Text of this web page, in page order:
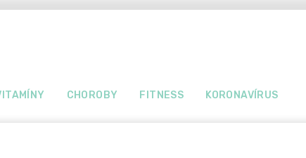
CHOROBY FITNESS KORONAVÍRUS